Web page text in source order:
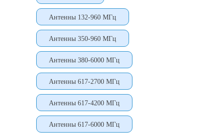
Антенны 132-960 МГц
Антенны 350-960 МГц
Антенны 380-6000 МГц
Антенны 617-2700 МГц
Антенны 617-4200 МГц
Антенны 617-6000 МГц